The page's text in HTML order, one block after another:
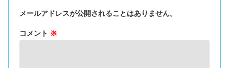
メールアドレスが公開されることはありません。
コメント ※